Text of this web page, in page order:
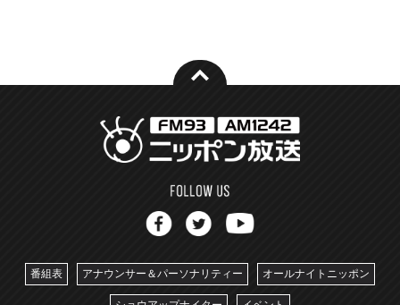
番組表 アナウンサー＆パーソナリティー オールナイトニッポン